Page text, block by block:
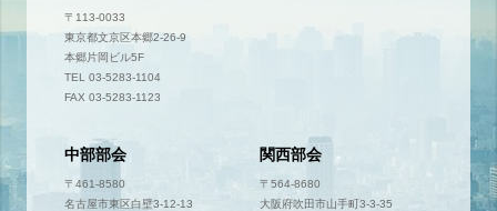
〒113-0033
東京都文京区本郷2-26-9
本郷片岡ビル5F
TEL 03-5283-1104
FAX 03-5283-1123
中部部会
〒461-8580
名古屋市東区白壁3-12-13
関西部会
〒564-8680
大阪府吹田市山手町3-3-35